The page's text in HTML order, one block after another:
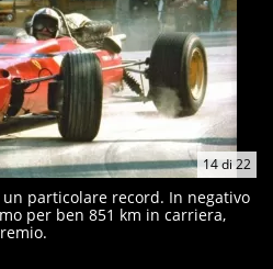
14di 22
particolare record. In negativo
per ben 851 km in carriera,